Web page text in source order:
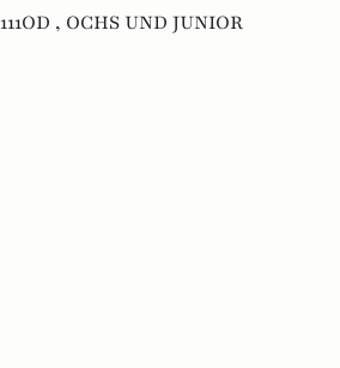
, OCHS UND JUNIOR